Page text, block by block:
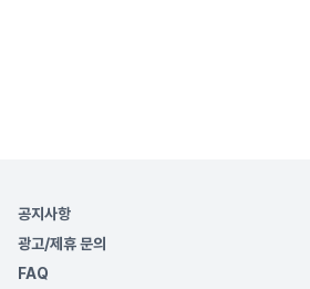
공지사항
광고/제휴 문의
FAQ